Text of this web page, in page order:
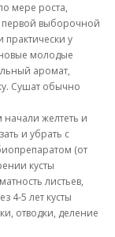
мере роста,
первой выборочной
практически у
молодые
аромат,
Сушат обычно
желтеть и
и убрать с
(от
кусты
листьев,
4-5 лет кусты
отводки, деление